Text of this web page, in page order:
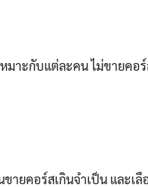
าะกับแต่ละคน ไม่ขายคอร์
ายคอร์สเกินจำเป็น และเลื